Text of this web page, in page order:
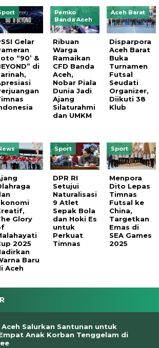
Gelar
“90’ &
di
Pemko
Banda Aceh
Ribuan
Warga
Ramaikan
CFD Banda
Aceh,
Nobar Piala
Dunia Jadi
Ajang
Silaturahmi
dan UMKM
Aceh Barat
Disparpora
Aceh Barat
Buka
Turnamen
Futsal
Seudati
Organizer,
Diikuti 38
Klub
Glory
2025
Baru
Aceh
Sport
DPR RI
Setujui
Naturalisasi
9 Atlet
Sepak Bola
dan Hoki Es
untuk
Perkuat
Timnas
Sport
Menpora
Dito Lepas
Timnas
Futsal ke
China,
Targetkan
Emas di
SEA Games
2025
Salurkan Santunan untuk
Anak Korban Tenggelam di